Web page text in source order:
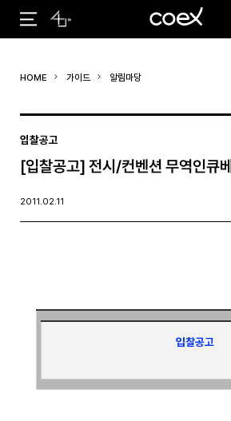
#코엑스 전시 #행사
HOME 가이드 알림마당
입찰공고
[입찰공고] 전시/컨벤션 무역인큐
2011.02.11
입찰공고